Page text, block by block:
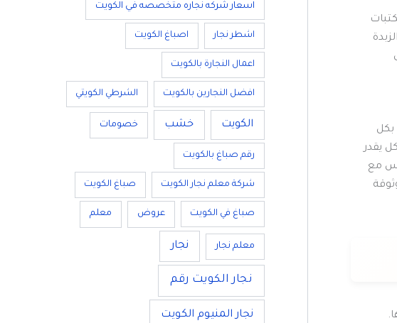
بكل
يقدر
مع
اسعار شركه نجاره متخصصه في الكويت
اشطر نجار اصباغ الكويت
اعمال النجارة بالكويت
افضل النجارين بالكويت الشرطي الكويتي
الكويت خشب خصومات
رقم صباغ بالكويت
شركة معلم نجار الكويت صباغ الكويت
صباغ في الكويت عروض معلم
معلم نجار نجار
نجار الكويت رقم
نجار المنيوم الكويت